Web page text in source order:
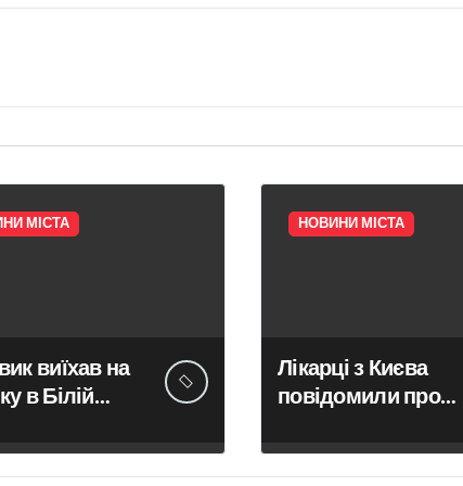
МІСТА
виїхав на
в Білій
жінка,
на
НОВИНИ МІСТА
Лікарці з Києва
повідомили про
невдалої операції,
яка призвела до